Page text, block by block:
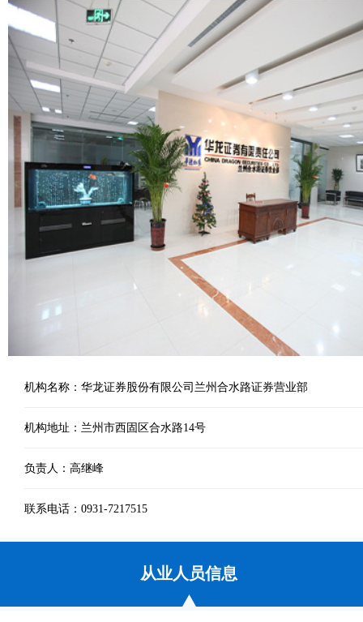
机构名称：华龙证券股份有限公司兰州合水路证券营业部
机构地址：兰州市西固区合水路14号
负责人：高继峰
联系电话：0931-7217515
从业人员信息